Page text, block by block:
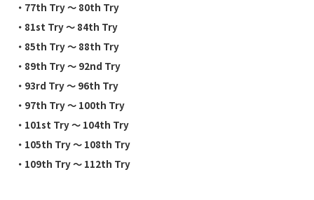
・ 77th Try 〜 80th Try
・81st Try 〜 84th Try
・85th Try 〜 88th Try
・89th Try 〜 92nd Try
・93rd Try 〜 96th Try
・97th Try 〜 100th Try
・101st Try 〜 104th Try
・105th Try 〜 108th Try
・109th Try 〜 112th Try